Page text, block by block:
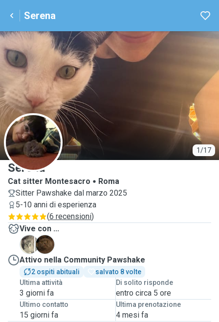
Serena
1/17
S
Serena
Cat sitter Montesacro
Roma
Sitter Pawshake dal marzo 2025
5-10 anni di esperienza
(6 recensioni)
Vive con ...
B
H
Attivo nella Community Pawshake
2 ospiti abituali
salvato 8 volte
Ultima attività
3 giorni fa
Di solito risponde
entro circa 5 ore
Ultimo contatto
15 giorni fa
Ultima prenotazione
4 mesi fa